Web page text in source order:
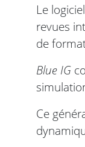
Le
revues
de
Blue IG
Ce